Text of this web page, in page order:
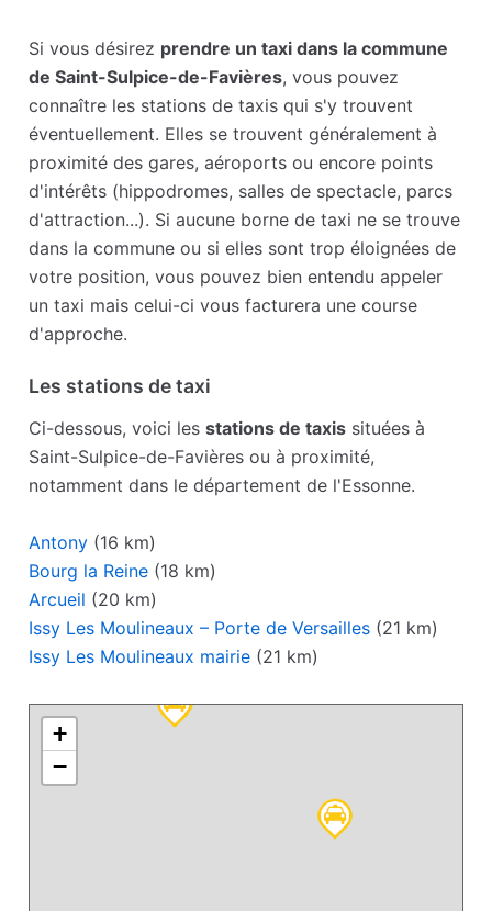
Si vous désirez prendre un taxi dans la commune
de Saint-Sulpice-de-Favières, vous pouvez
connaître les stations de taxis qui s'y trouvent
éventuellement. Elles se trouvent généralement à
proximité des gares, aéroports ou encore points
d'intérêts (hippodromes, salles de spectacle, parcs
d'attraction...). Si aucune borne de taxi ne se trouve
dans la commune ou si elles sont trop éloignées de
votre position, vous pouvez bien entendu appeler
un taxi mais celui-ci vous facturera une course
d'approche.
Les stations de taxi
Ci-dessous, voici lesstations de taxis situées à
Saint-Sulpice-de-Favières ou à proximité,
notamment dans le département de l'Essonne.
Antony (16 km)
Bourg la Reine (18 km)
Arcueil (20 km)
Issy Les Moulineaux – Porte de Versailles (21 km)
Issy Les Moulineaux mairie (21 km)
+
−